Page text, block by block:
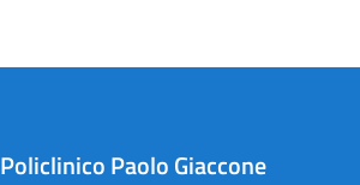
Policlinico Paolo Giaccone